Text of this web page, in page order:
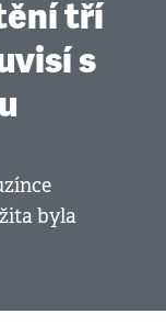
tří
s
byla